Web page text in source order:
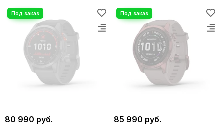
80 990 руб. 85 990 руб.